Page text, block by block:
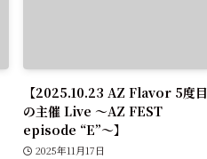
【2025.10.23 AZ Flavor 5度目
の主催 Live 〜AZ FEST
episode “E”〜】
2025年11月17日